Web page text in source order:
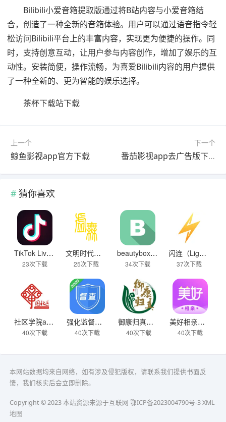
Bilibili小爱音箱提取版通过将B站内容与小爱音箱结
合，创造了一种全新的音箱体验。用户可以通过语音指令轻
松访问Bilibili平台上的丰富内容，实现更为便捷的操作。同
时，支持创意互动，让用户参与内容创作，增加了娱乐的互
动性。安装简便，操作流畅，为喜爱Bilibili内容的用户提供
了一种全新的、更为智能的娱乐选择。
茶杯下载站下载
上一个
鲸鱼影视app官方下载
下一个
番茄影视app去广告版下载
猜你喜欢
TikTok Live Wallpaper
23次下载
文明时代下载破解版无限金币最新版
25次下载
beautybox 小绿盒正版最新免费下载
34次下载
闪连（LightningX）加速器app
37次下载
社区学院app下载
40次下载
强化监督定点帮扶下载
40次下载
御康归真堂app下载
40次下载
美好相亲极速版下载
40次下载
本网站数据均来自网络，如有涉及侵犯版权，请联系我们提供书面反
馈，我们核实后会立即删除。
Copyright © 2023 本站资源来源于互联网 鄂ICP备2023004790号-3XML
地图